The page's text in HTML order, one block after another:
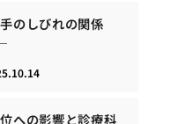
のしびれの関係
への影響と診療科